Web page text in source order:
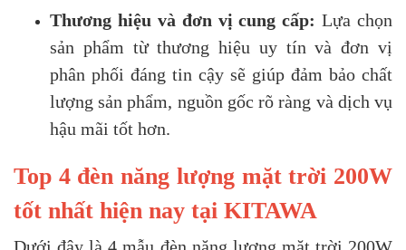
Thương hiệu và đơn vị cung cấp:Lựa chọn
sản phẩm từ thương hiệu uy tín và đơn vị
phân phối đáng tin cậy sẽ giúp đảm bảo chất
lượng sản phẩm, nguồn gốc rõ ràng và dịch vụ
hậu mãi tốt hơn.
Top 4 đèn năng lượng mặt trời 200W
tốt nhất hiện nay tại KITAWA